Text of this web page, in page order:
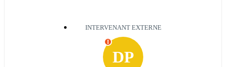
INTERVENANT EXTERNE
DP
I